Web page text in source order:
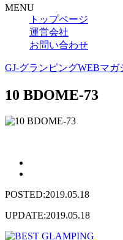
MENU
トップページ
運営会社
お問い合わせ
GJ-グランピングWEBマガ
10 BDOME-73
POSTED:2019.05.18
UPDATE:2019.05.18